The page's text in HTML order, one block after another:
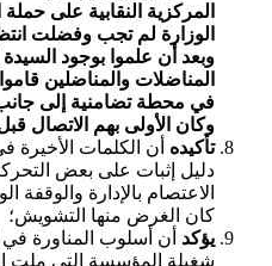
المركزية النقابية على
وبعد أن علموا بوجود
المناضلات والمناضلين
في محطة تضامنية إلى
وكان الأولى بهم الاتصال
تأكيده أن الكلمات
دليل إثبات على بعض
الاعتصام بالإدارة والوقفة
كان الغرض منها التشويش؛
يؤكد أن أسلوب المناورة
شغيلة المؤسسة التي ملت